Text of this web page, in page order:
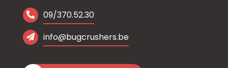
09/370.52.30
info@bugcrushers.be